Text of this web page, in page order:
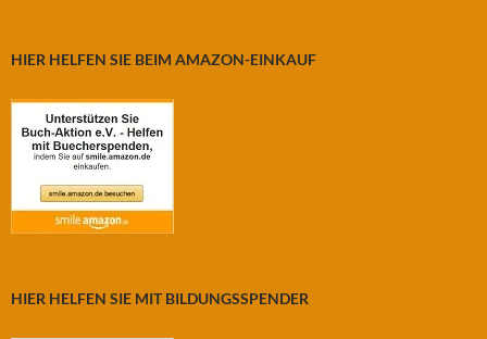
HIER HELFEN SIE BEIM AMAZON-EINKAUF
HIER HELFEN SIE MIT BILDUNGSSPENDER